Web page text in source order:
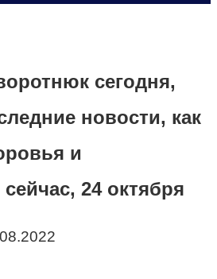
сегодня,
новости, как
и
24 октября